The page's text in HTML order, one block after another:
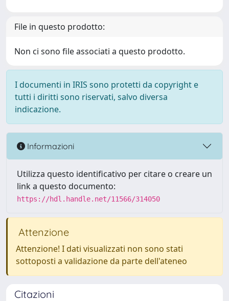
File in questo prodotto:
Non ci sono file associati a questo prodotto.
I documenti in IRIS sono protetti da copyright e
tutti i diritti sono riservati, salvo diversa
indicazione.
Informazioni
Utilizza questo identificativo per citare o creare un
link a questo documento:
https://hdl.handle.net/11566/314050
Attenzione
Attenzione! I dati visualizzati non sono stati
sottoposti a validazione da parte dell'ateneo
Citazioni